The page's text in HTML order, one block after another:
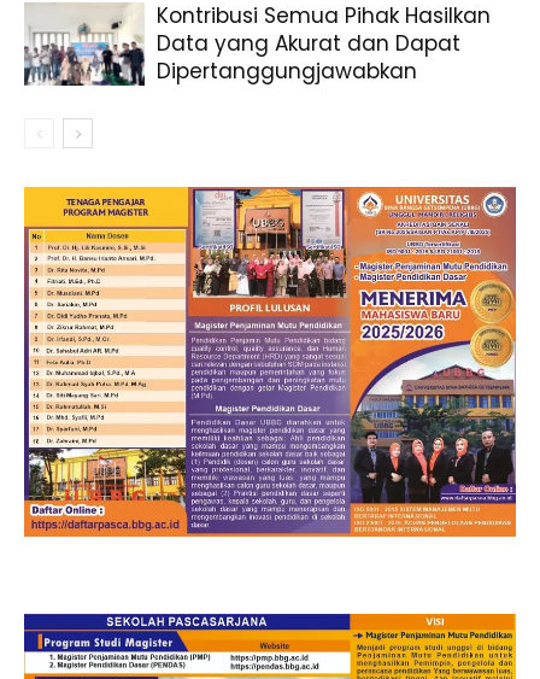
Kontribusi Semua Pihak Hasilkan
Data yang Akurat dan Dapat
Dipertanggungjawabkan